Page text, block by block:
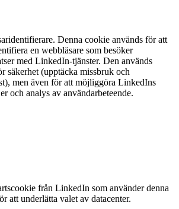
Denna cookie används för att
en webbläsare som besöker
med LinkedIn-tjänster. Den används
säkerhet (upptäcka missbruk och
men även för att möjliggöra LinkedIns
och analys av användarbeteende.
från LinkedIn som använder denna
att underlätta valet av datacenter.